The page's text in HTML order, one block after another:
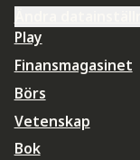
Play
Finansmagasinet
Börs
Vetenskap
Bok